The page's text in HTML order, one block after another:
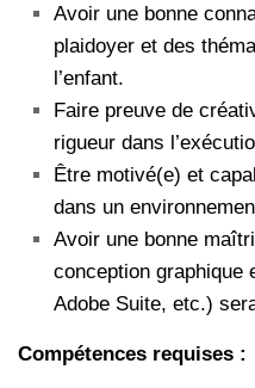
Avoir une bonne
plaidoyer et des
l’enfant.
Faire preuve de
rigueur dans
Être motivé(e) et
dans un
Avoir une bonne
conception graphique
Adobe Suite, etc.)
Compétences requises :